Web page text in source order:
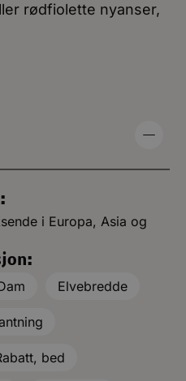
rødfiolette nyanser,
i Europa, Asia og
Elvebredde
bed